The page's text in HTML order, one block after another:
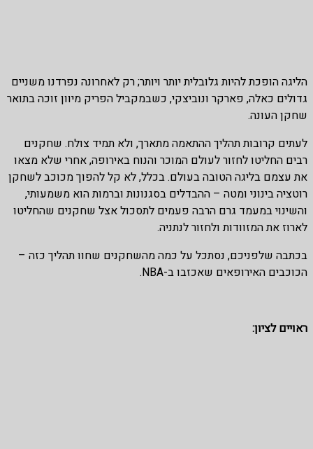
הליגה הופכת להיות גלובלית יותר ויותר; רק לאחרונה נפרדנו משניים
גדולים כאלה, פארקר ונוביצקי, כשבמקביל הפריק מיוון זוכה בתואר
שחקן העונה.
לעתים קרובות תהליך ההתאמה מתארך, ולא תמיד צולח. שחקנים
רבים החליטו לחזור לעולם המוכר והנוח באירופה, אחרי שלא מצאו
את עצמם בליגה הטובה בעולם. בכלל, לא קל להפוך מכוכב לשחקן
רוטציה בינוני ומטה – ההבדלים בסגנונות וברמות הוא משמעותי,
והשינוי במעמד גרם הרבה פעמים לתסכול אצל שחקנים שהחליטו
לארוז את המזוודות ולחזור לנתניה.
בכתבה שלפניכם, נסתכל על כמה מהשחקנים שחוו תהליך כזה –
הכוכבים האירופאים שאכזבו ב-NBA.
ראויים לציון: